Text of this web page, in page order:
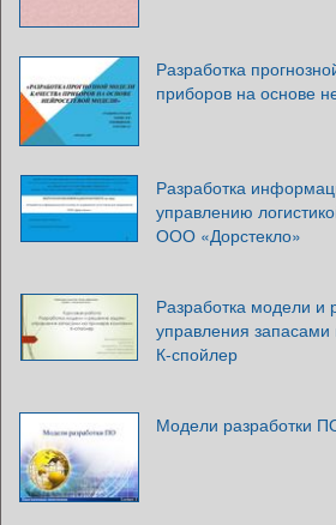
Разработка
приборов на основе
Разработка
управлению
ООО «Дорстекло»
Разработка модели и
управления
К-спойлер
Модели разработки